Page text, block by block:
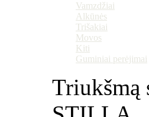
Vamzdžiai
Alkūnės
Trišakiai
Movos
Kiti
Guminiai perėjimai
Triukšmą